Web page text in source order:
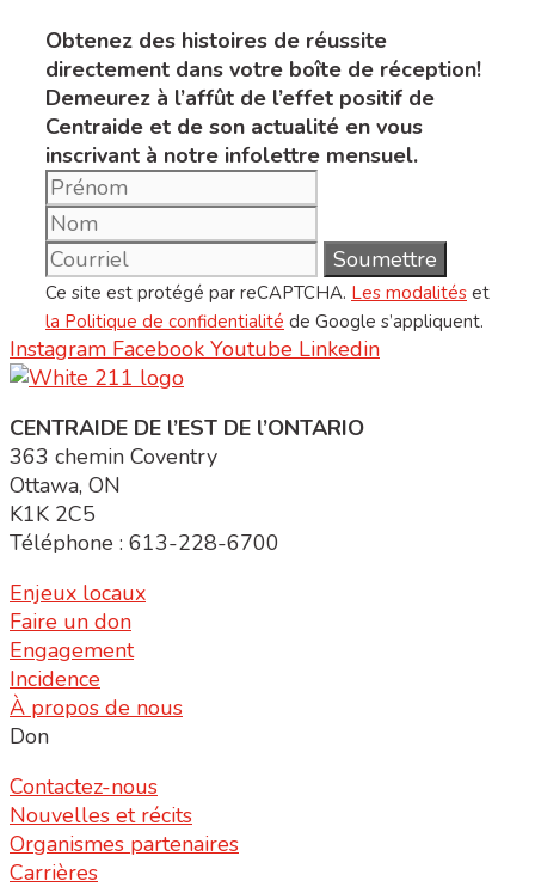
Obtenez des histoires de réussite
directement dans votre boîte de réception!
Demeurez à l’affût de l’effet positif de
Centraide et de son actualité en vous
inscrivant à notre infolettre mensuel.
Ce site est protégé par reCAPTCHA. Les modalités et
la Politique de confidentialité de Google s’appliquent.
Instagram Facebook Youtube Linkedin
CENTRAIDE DE l’EST DE l’ONTARIO
363 chemin Coventry
Ottawa, ON
K1K 2C5
Téléphone : 613-228-6700
Enjeux locaux
Faire un don
Engagement
Incidence
À propos de nous
Don
Contactez-nous
Nouvelles et récits
Organismes partenaires
Carrières